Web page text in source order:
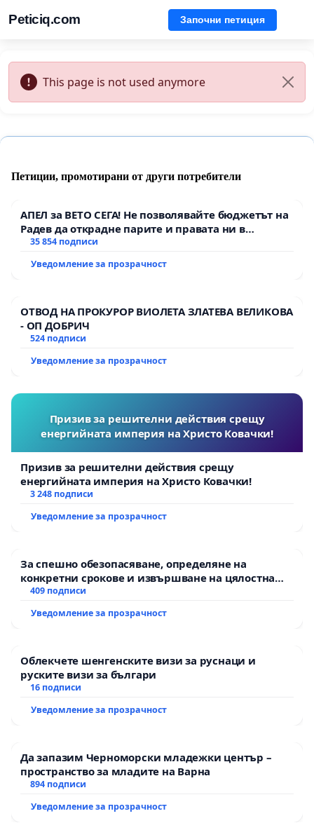
Peticiq.com Започни петиция
This page is not used anymore
Петиции, промотирани от други потребители
АПЕЛ за ВЕТО СЕГА! Не позволявайте бюджетът на
Радев да открадне парите и правата ни в
тъмното
35 854 подписи
Уведомление за прозрачност
ОТВОД НА ПРОКУРОР ВИОЛЕТА ЗЛАТЕВА ВЕЛИКОВА
- ОП ДОБРИЧ
524 подписи
Уведомление за прозрачност
Призив за решителни действия срещу
енергийната империя на Христо Ковачки!
Призив за решителни действия срещу
енергийната империя на Христо Ковачки!
3 248 подписи
Уведомление за прозрачност
За спешно обезопасяване, определяне на
конкретни срокове и извършване на цялостна
рехабилитация на републиканския път между
Мирово - к.к. Момин проход
409 подписи
Уведомление за прозрачност
Облекчете шенгенските визи за руснаци и
руските визи за българи
16 подписи
Уведомление за прозрачност
Да запазим Черноморски младежки център –
пространство за младите на Варна
894 подписи
Уведомление за прозрачност